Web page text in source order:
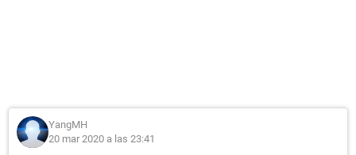
YangMH
20 mar 2020 a las 23:41